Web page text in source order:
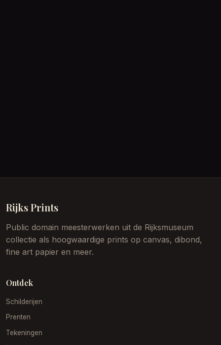
Rijks Prints
Public domain meesterwerken uit de Rijksmuseum
collectie als hoogwaardige prints op canvas, dibond,
fine art papier en meer.
Ontdek
Schilderijen
Prenten
Tekeningen